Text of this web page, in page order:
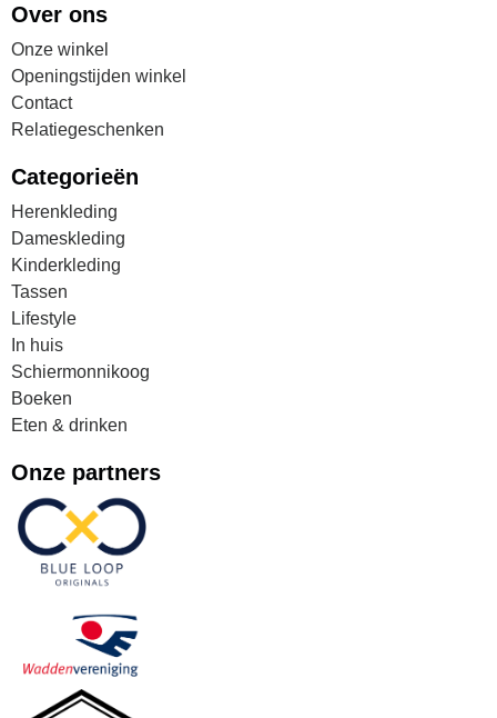
Over ons
Onze winkel
Openingstijden winkel
Contact
Relatiegeschenken
Categorieën
Herenkleding
Dameskleding
Kinderkleding
Tassen
Lifestyle
In huis
Schiermonnikoog
Boeken
Eten & drinken
Onze partners